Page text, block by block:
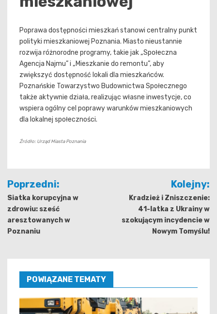
Poprawa dostępności mieszkań stanowi centralny punkt
polityki mieszkaniowej Poznania. Miasto nieustannie
rozwija różnorodne programy, takie jak „Społeczna
Agencja Najmu” i „Mieszkanie do remontu”, aby
zwiększyć dostępność lokali dla mieszkańców.
Poznańskie Towarzystwo Budownictwa Społecznego
także aktywnie działa, realizując własne inwestycje, co
wspiera ogólny cel poprawy warunków mieszkaniowych
dla lokalnej społeczności.
Źródło: Urząd Miasta Poznania
Nawigacja
wpisu
Poprzedni:
Siatka korupcyjna w
zdrowiu: sześć
aresztowanych w
Poznaniu
Kolejny:
Kradzież i Zniszczenie:
41-latka z Ukrainy w
szokującym incydencie w
Nowym Tomyślu!
POWIĄZANE TEMATY